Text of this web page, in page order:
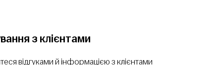
з клієнтами
відгуками й інформацією з клієнтами